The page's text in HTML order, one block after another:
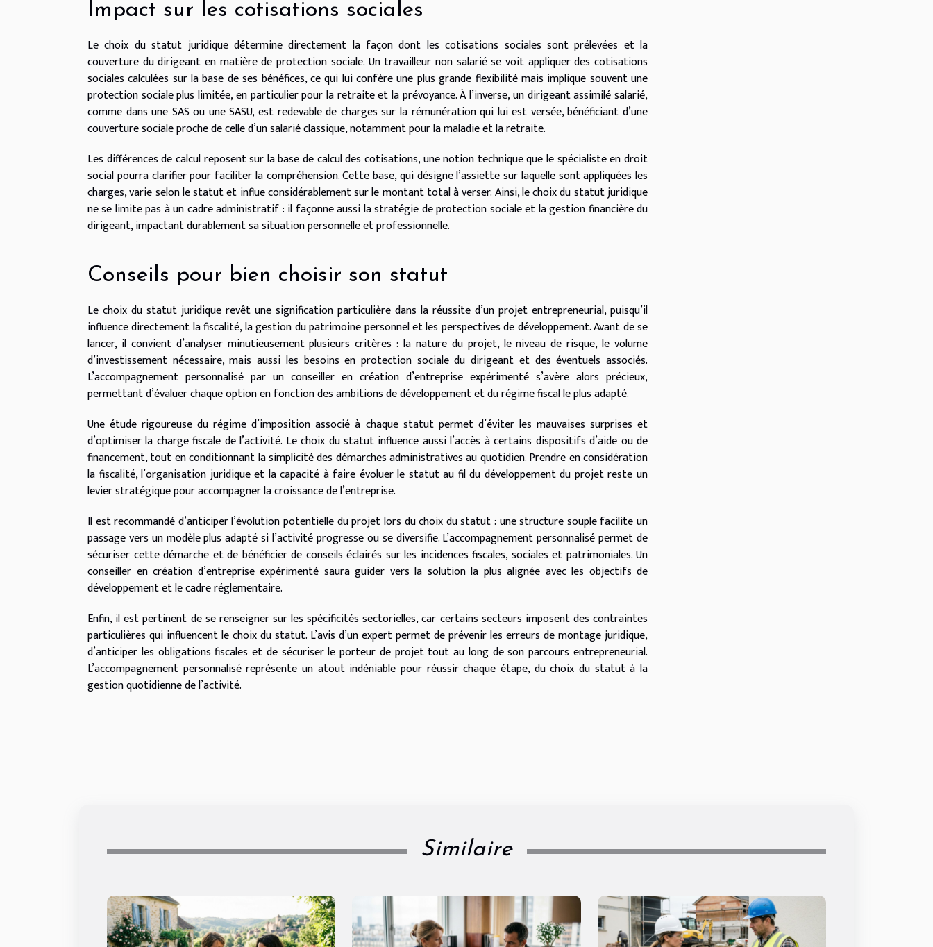
Impact sur les cotisations sociales
Le choix du statut juridique détermine directement la façon dont les cotisations sociales sont prélevées et la
couverture du dirigeant en matière de protection sociale. Un travailleur non salarié se voit appliquer des cotisations
sociales calculées sur la base de ses bénéfices, ce qui lui confère une plus grande flexibilité mais implique souvent une
protection sociale plus limitée, en particulier pour la retraite et la prévoyance. À l’inverse, un dirigeant assimilé salarié,
comme dans une SAS ou une SASU, est redevable de charges sur la rémunération qui lui est versée, bénéficiant d’une
couverture sociale proche de celle d’un salarié classique, notamment pour la maladie et la retraite.
Les différences de calcul reposent sur la base de calcul des cotisations, une notion technique que le spécialiste en droit
social pourra clarifier pour faciliter la compréhension. Cette base, qui désigne l’assiette sur laquelle sont appliquées les
charges, varie selon le statut et influe considérablement sur le montant total à verser. Ainsi, le choix du statut juridique
ne se limite pas à un cadre administratif : il façonne aussi la stratégie de protection sociale et la gestion financière du
dirigeant, impactant durablement sa situation personnelle et professionnelle.
Conseils pour bien choisir son statut
Le choix du statut juridique revêt une signification particulière dans la réussite d’un projet entrepreneurial, puisqu’il
influence directement la fiscalité, la gestion du patrimoine personnel et les perspectives de développement. Avant de se
lancer, il convient d’analyser minutieusement plusieurs critères : la nature du projet, le niveau de risque, le volume
d’investissement nécessaire, mais aussi les besoins en protection sociale du dirigeant et des éventuels associés.
L’accompagnement personnalisé par un conseiller en création d’entreprise expérimenté s’avère alors précieux,
permettant d’évaluer chaque option en fonction des ambitions de développement et du régime fiscal le plus adapté.
Une étude rigoureuse du régime d’imposition associé à chaque statut permet d’éviter les mauvaises surprises et
d’optimiser la charge fiscale de l’activité. Le choix du statut influence aussi l’accès à certains dispositifs d’aide ou de
financement, tout en conditionnant la simplicité des démarches administratives au quotidien. Prendre en considération
la fiscalité, l’organisation juridique et la capacité à faire évoluer le statut au fil du développement du projet reste un
levier stratégique pour accompagner la croissance de l’entreprise.
Il est recommandé d’anticiper l’évolution potentielle du projet lors du choix du statut : une structure souple facilite un
passage vers un modèle plus adapté si l’activité progresse ou se diversifie. L’accompagnement personnalisé permet de
sécuriser cette démarche et de bénéficier de conseils éclairés sur les incidences fiscales, sociales et patrimoniales. Un
conseiller en création d’entreprise expérimenté saura guider vers la solution la plus alignée avec les objectifs de
développement et le cadre réglementaire.
Enfin, il est pertinent de se renseigner sur les spécificités sectorielles, car certains secteurs imposent des contraintes
particulières qui influencent le choix du statut. L’avis d’un expert permet de prévenir les erreurs de montage juridique,
d’anticiper les obligations fiscales et de sécuriser le porteur de projet tout au long de son parcours entrepreneurial.
L’accompagnement personnalisé représente un atout indéniable pour réussir chaque étape, du choix du statut à la
gestion quotidienne de l’activité.
Similaire